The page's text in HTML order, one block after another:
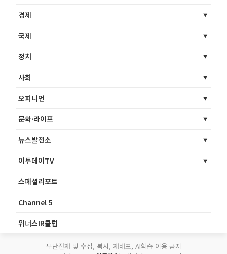
경제
국제
정치
사회
오피니언
문화·라이프
뉴스발전소
이투데이TV
스페셜리포트
Channel 5
위너스IR클럽
무단전재 및 수집, 복사, 재배포, AI학습 이용 금지